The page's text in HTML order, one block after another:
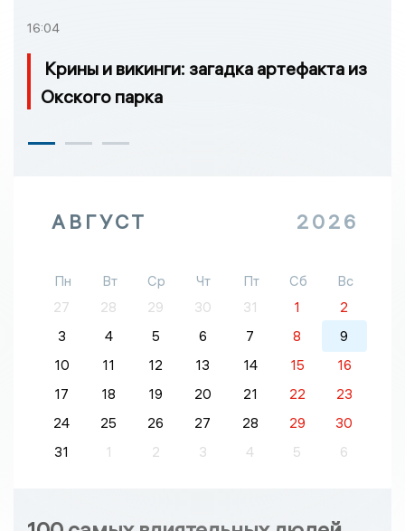
16:04
Крины и викинги: загадка артефакта из
Окского парка
АВГУСТ 2026
Пн Вт Ср Чт Пт Сб
Вс
27
28 29 30 31 1
2
3
4 5 6 7 8
9
10
11 12 13 14 15
16
17
18 19 20 21 22
23
24
25 26 27 28 29
30
31
1 2 3 4 5 6